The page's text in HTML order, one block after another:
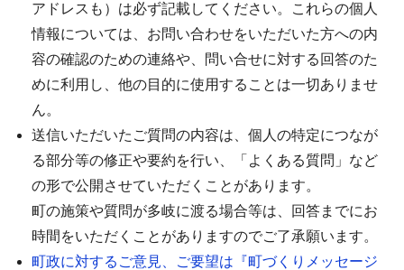
アドレスも）は必ず記載してください。これらの個人
情報については、お問い合わせをいただいた方への内
容の確認のための連絡や、問い合せに対する回答のた
めに利用し、他の目的に使用することは一切ありませ
ん。
送信いただいたご質問の内容は、個人の特定につなが
る部分等の修正や要約を行い、「よくある質問」など
の形で公開させていただくことがあります。
町の施策や質問が多岐に渡る場合等は、回答までにお
時間をいただくことがありますのでご了承願います。
町政に対するご意見、ご要望は『町づくりメッセージ